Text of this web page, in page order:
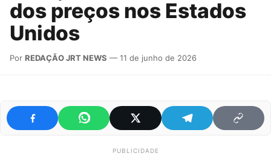
dos preços nos Estados
Unidos
Por REDAÇÃO JRT NEWS — 11 de junho de 2026
PUBLICIDADE